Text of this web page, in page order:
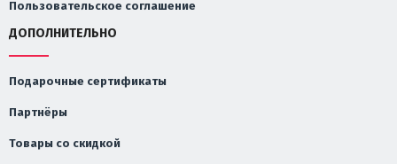
Пользовательское соглашение
ДОПОЛНИТЕЛЬНО
Подарочные сертификаты
Партнёры
Товары со скидкой